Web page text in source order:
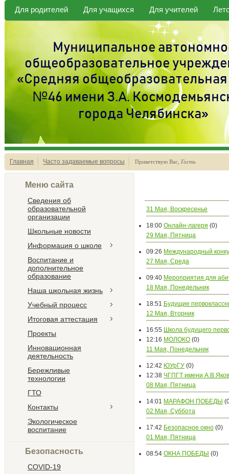
Для родителей Для учащихся Для учителей
Главная Часто задаваемые вопросы Приветствую Вас Гость
Меню сайта
Сведения об
образовательной
организации
Школьные новости
Информация о школе
Воспитание и
дополнительное
образование
Наша школьная жизнь
Учебный процесс
Итоговая аттестация
Проекты
Инновационная
деятельность
Бережливые
технологии
ГТО
Контакты
Экологическое
воспитание
Безопасность
COVID-19
31 Мая, Воскресенье
18:00 Онлайн-лагеря (0)
29 Мая, Пятница
09:26 Международный
27 Мая, Среда
09:40 Мероприятия для
18 Мая, Понедельник
18:51 Будущие
12 Мая, Вторник
16:55 Школа будущего
12:16 МОЛОКО (0)
11 Мая, Понедельник
12:42 ЮУрГУ (0)
12:38 ЧГПГТ имени
08 Мая, Пятница
14:01 МАРАФОН ПОБЕДЫ
02 Мая, Суббота
17:42 Безопасное окно (0)
01 Мая, Пятница
08:54 ОКНА ПОБЕДЫ (0)